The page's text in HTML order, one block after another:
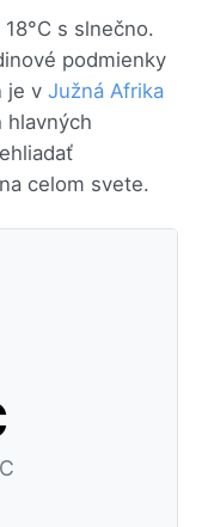
s slnečno.
podmienky
je v Južná Afrika
na celom svete.